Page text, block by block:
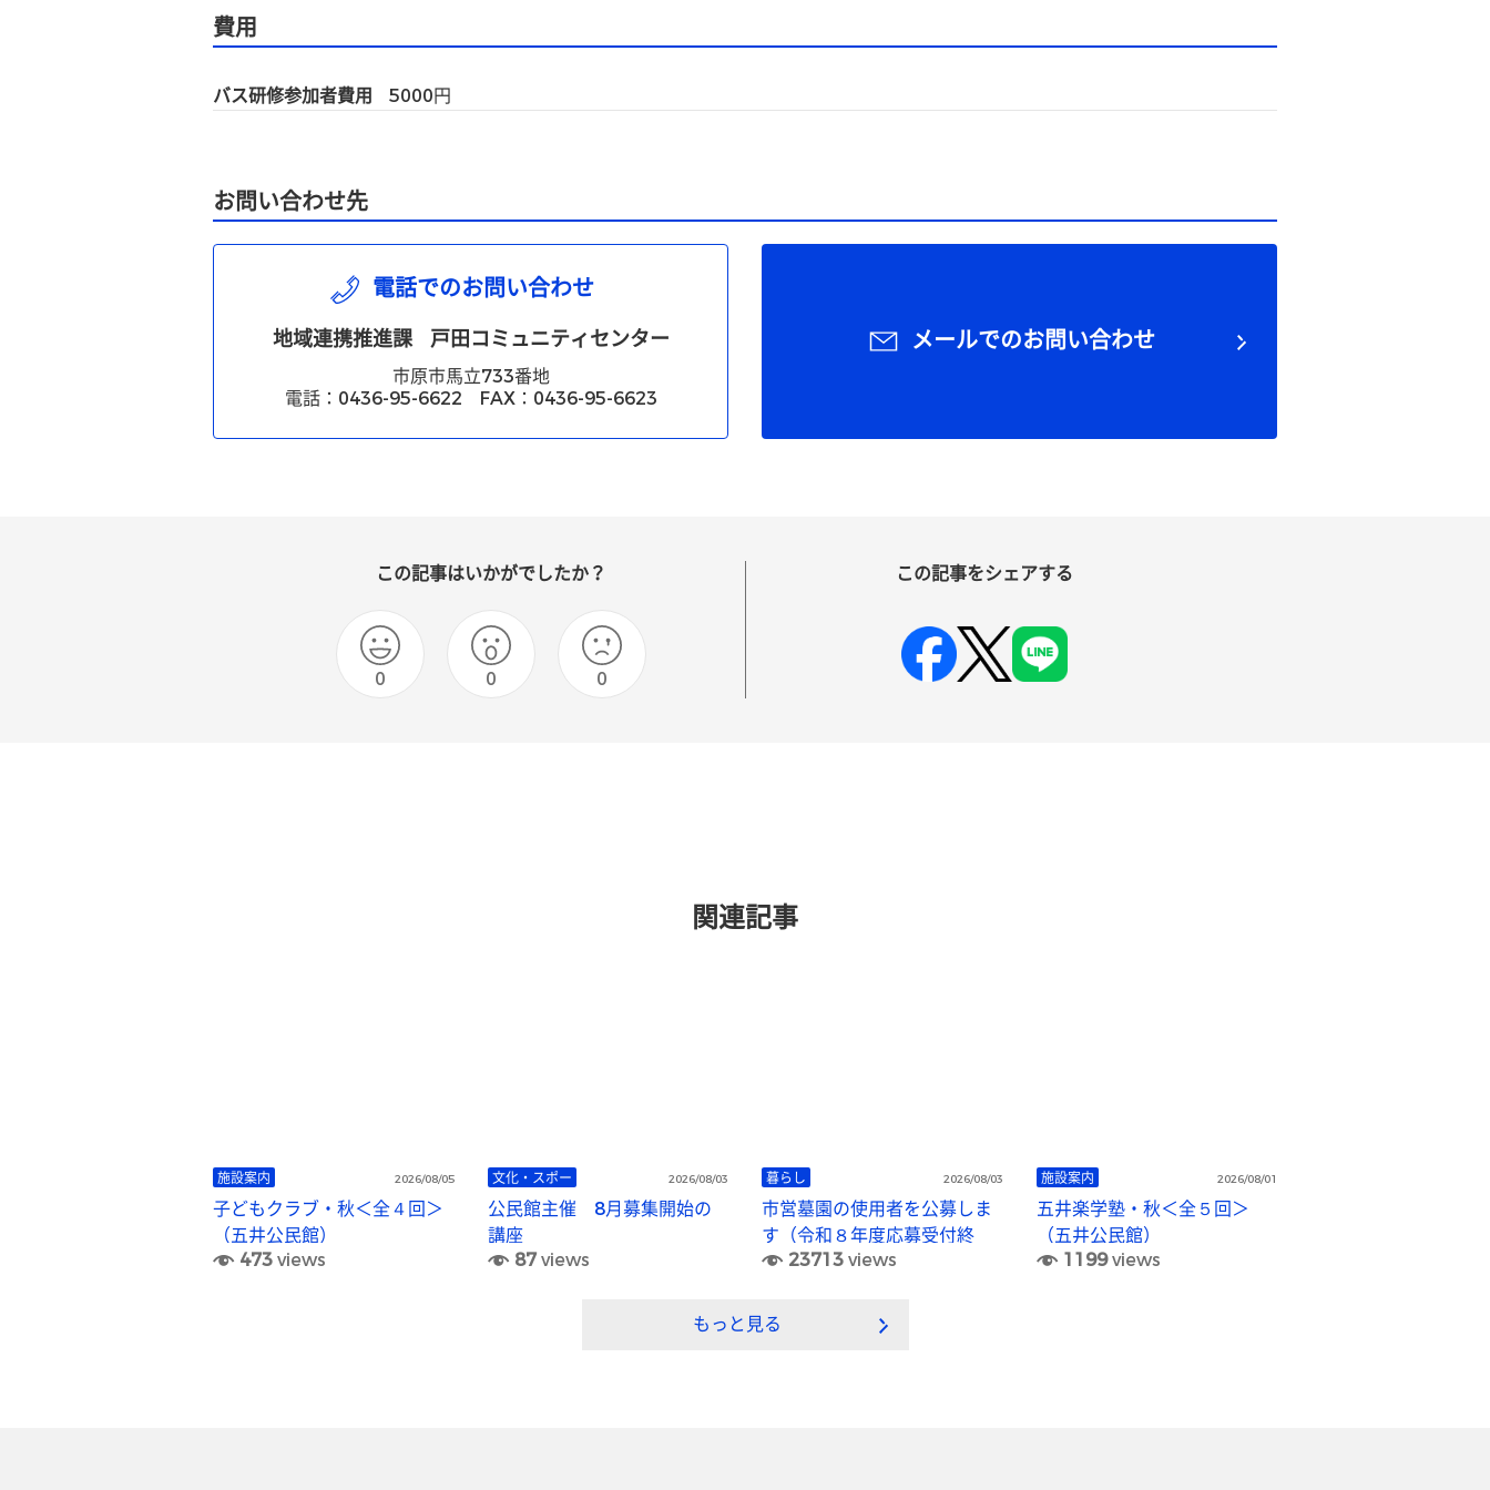
費用
バス研修参加者費用 5000円
お問い合わせ先
電話でのお問い合わせ
地域連携推進課 戸田コミュニティセンター
市原市馬立733番地
電話：0436-95-6622 FAX：0436-95-6623
メールでのお問い合わせ
この記事はいかがでしたか？
0 0 0
この記事をシェアする
関連記事
施設案内 2026/08/05
子どもクラブ・秋＜全４回＞
（五井公民館）
473views
文化・スポー 2026/08/03
公民館主催 8月募集開始の
講座
87 views
暮らし 2026/08/03
市営墓園の使用者を公募しま
す（令和８年度応募受付終
了）23713views
施設案内 2026/08/01
五井楽学塾・秋＜全５回＞
（五井公民館）
1199 views
もっと見る